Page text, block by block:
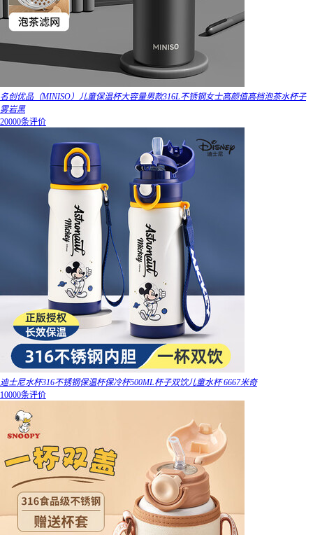
名创优品（MINISO）儿童保温杯大容量男款316L不锈钢女士高颜值高档泡茶水杯子
雾岩黑
20000条评价
迪士尼水杯316不锈钢保温杯保冷杯500ML杯子双饮儿童水杯 6667米奇
10000条评价